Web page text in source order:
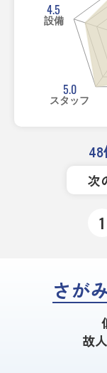
5.0
スタッフ
4.5
設備
1
次
さが
故